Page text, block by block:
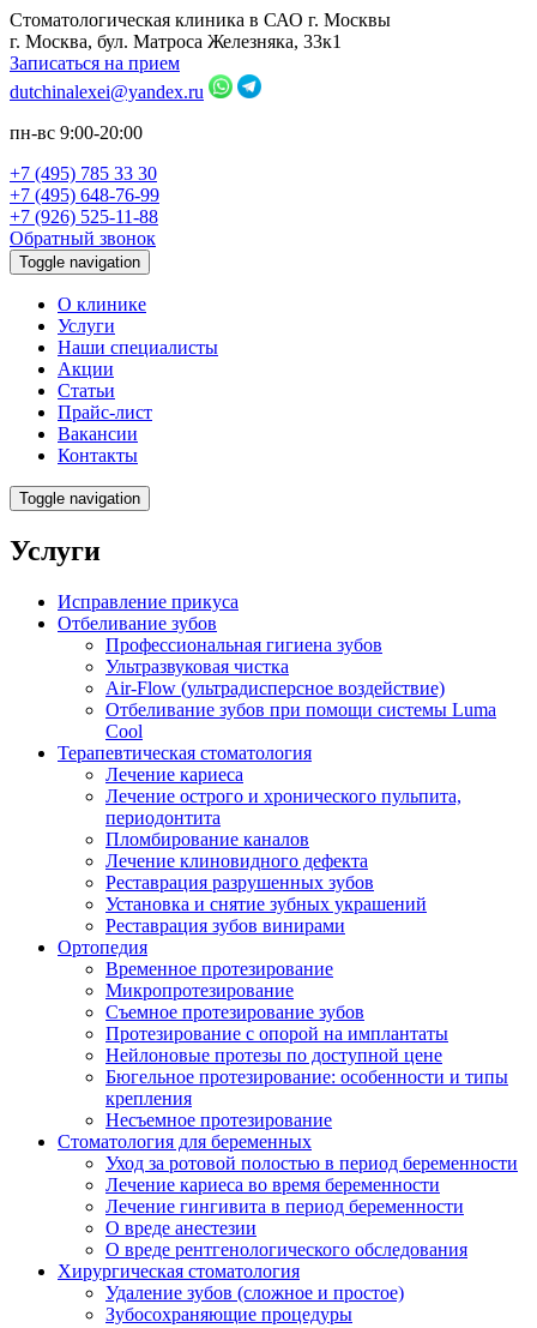
Стоматологическая клиника в САО г. Москвы
г. Москва, бул. Матроса Железняка, 33к1
Записаться на прием
dutchinalexei@yandex.ru
пн-вс 9:00-20:00
+7 (495) 785 33 30
+7 (495) 648-76-99
+7 (926) 525-11-88
Обратный звонок
Toggle navigation
О клинике
Услуги
Наши специалисты
Акции
Статьи
Прайс-лист
Вакансии
Контакты
Toggle navigation
Услуги
Исправление прикуса
Отбеливание зубов
Профессиональная гигиена зубов
Ультразвуковая чистка
Air-Flow (ультрадисперсное воздействие)
Отбеливание зубов при помощи системы Luma
Cool
Терапевтическая стоматология
Лечение кариеса
Лечение острого и хронического пульпита,
периодонтита
Пломбирование каналов
Лечение клиновидного дефекта
Реставрация разрушенных зубов
Установка и снятие зубных украшений
Реставрация зубов винирами
Ортопедия
Временное протезирование
Микропротезирование
Съемное протезирование зубов
Протезирование с опорой на имплантаты
Нейлоновые протезы по доступной цене
Бюгельное протезирование: особенности и типы
крепления
Несъемное протезирование
Стоматология для беременных
Уход за ротовой полостью в период беременности
Лечение кариеса во время беременности
Лечение гингивита в период беременности
О вреде анестезии
О вреде рентгенологического обследования
Хирургическая стоматология
Удаление зубов (сложное и простое)
Зубосохраняющие процедуры